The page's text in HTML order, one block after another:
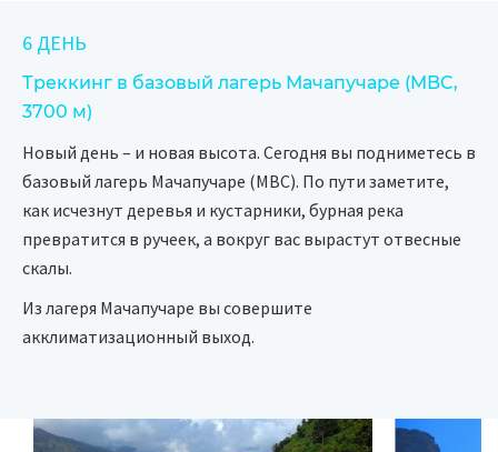
6 ДЕНЬ
Треккинг в базовый лагерь Мачапучаре (MBC,
3700 м)
Новый день – и новая высота. Сегодня вы подниметесь в
базовый лагерь Мачапучаре (MBC). По пути заметите,
как исчезнут деревья и кустарники, бурная река
превратится в ручеек, а вокруг вас вырастут отвесные
скалы.
Из лагеря Мачапучаре вы совершите
акклиматизационный выход.